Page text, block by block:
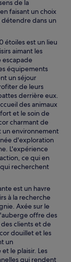
de la
faisant un choix
dans un
étoiles est un lieu
aimant les
escapade
équipements
un séjour
de leurs
derrière eux.
des animaux
et le soin de
charmant de
un environnement
d'exploration
L'expérience
ce qui en
recherchent
est un havre
à la recherche
Axée sur le
offre des
clients et de
douillet et les
un
le plaisir. Les
qui rendent